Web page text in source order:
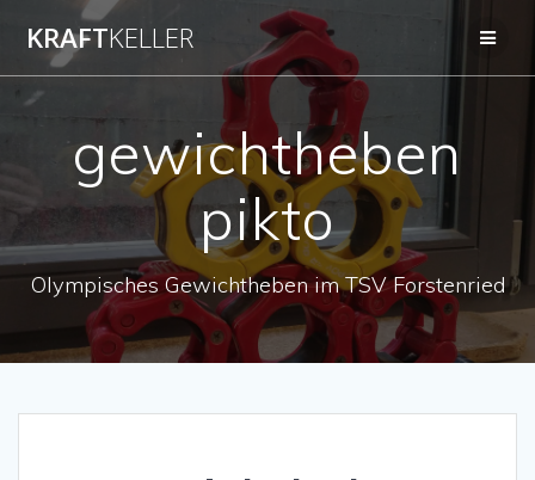
Zum
Inhalt
springen
KRAFTKELLER
gewichtheben
pikto
Olympisches Gewichtheben im TSV Forstenried